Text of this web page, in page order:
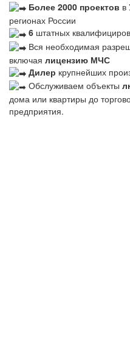
Более 2000 проектов в
регионах России
6 штатных
Вся необходимая
включая лицензию МЧС
Дилер крупнейших
Обслуживаем объекты
дома или квартиры до
предприятия.